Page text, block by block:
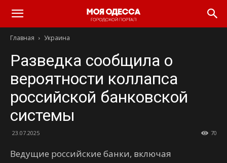
Моя
Одесса
Главная Украина
Разведка сообщила о
вероятности коллапса
российской банковской
системы
23.07.2025 70
Ведущие российские банки, включая